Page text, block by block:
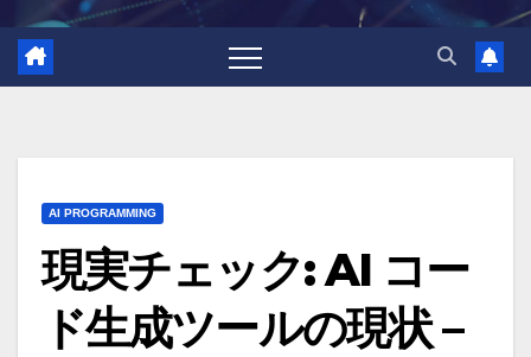
AI PROGRAMMING
現実チェック: AI コー
ド生成ツールの現状 –